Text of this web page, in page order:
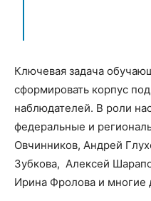
Ключевая задача
сформировать корпус
наблюдателей. В роли
федеральные и
Овчинников, Андрей
Зубкова, Алексей
Ирина Фролова и многие